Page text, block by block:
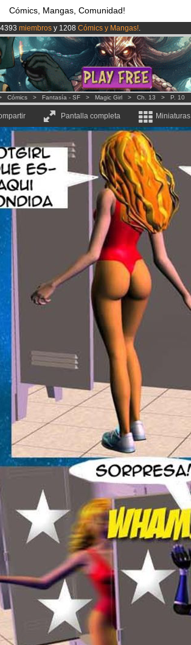
Cómics, Mangas, Comunidad!
miembros y 1208 Cómics y Mangas!.
Premium por3.95 eurosal mes!Hazte Premium ya
está desormado lanzado!.
Cómics > Fantasía - SF > Magic Girl > Ch. 13 > P. 10
Pantalla completa Miniaturas